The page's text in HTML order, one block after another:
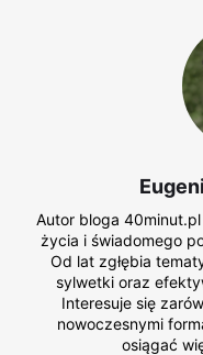
Autor bloga
życia i świadomego
Od lat zgłębia
sylwetki oraz
Interesuje się
nowoczesnymi
osiągać